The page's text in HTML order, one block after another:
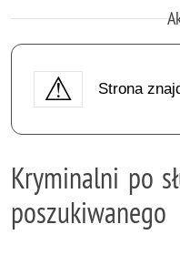
Strona
Kryminalni po
poszukiwanego